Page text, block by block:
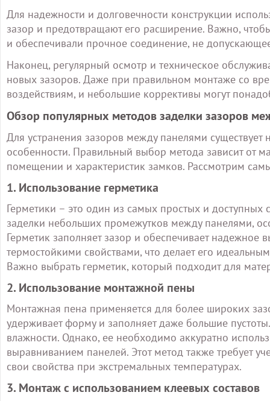
Для надежности и долговечности конструкции
зазор и предотвращают его расширение. Важно,
и обеспечивали прочное соединение, не
Наконец, регулярный осмотр и техническое
новых зазоров. Даже при правильном монтаже со
воздействиям, и небольшие коррективы могут
Обзор популярных методов заделки зазоров
Для устранения зазоров между панелями
особенности. Правильный выбор метода зависит от
помещении и характеристик замков. Рассмотрим
1. Использование герметика
Герметики – это один из самых простых и
заделки небольших промежутков между панелями,
Герметик заполняет зазор и обеспечивает
термостойкими свойствами, что делает его
Важно выбрать герметик, который подходит для
2. Использование монтажной пены
Монтажная пена применяется для более широких
удерживает форму и заполняет даже большие
влажности. Однако, ее необходимо аккуратно
выравниванием панелей. Этот метод также требует
свои свойства при экстремальных температурах.
3. Монтаж с использованием клеевых составов